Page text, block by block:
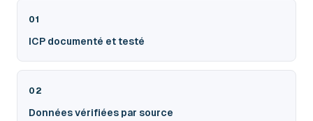
01
ICP documenté et testé
02
Données vérifiées par source